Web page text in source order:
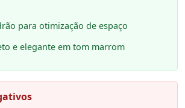
para otimização de espaço
e elegante em tom marrom